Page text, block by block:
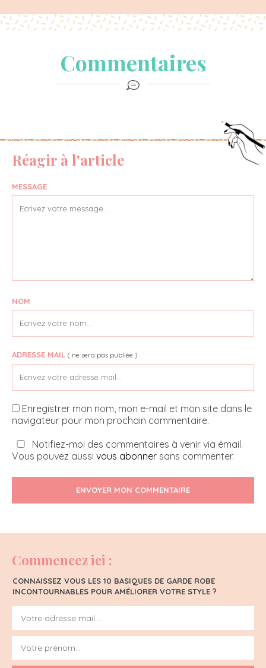
Commentaires
Réagir à l'article
MESSAGE
NOM
ADRESSE MAIL ( ne sera pas publiée )
Enregistrer mon nom, mon e-mail et mon site dans le
navigateur pour mon prochain commentaire.
Notifiez-moi des commentaires à venir via émail.
Vous pouvez aussi vous abonner sans commenter.
ENVOYER MON COMMENTAIRE
Commencez ici :
CONNAISSEZ VOUS LES 10 BASIQUES DE GARDE ROBE
INCONTOURNABLES POUR AMÉLIORER VOTRE STYLE ?